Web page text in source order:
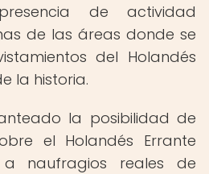
de actividad
de las áreas donde se
del Holandés
la historia.
la posibilidad de
el Holandés Errante
a naufragios reales de